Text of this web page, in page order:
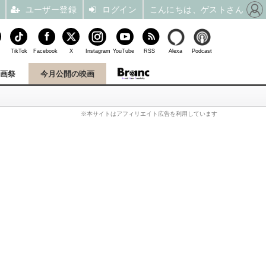
祭 今月公開の映画
※本サイトはアフィリエイト広告を利用しています
TikTok Facebook X Instagram YouTube RSS Alexa Podcast
ユーザー登録 ログイン こんにちは、ゲストさん